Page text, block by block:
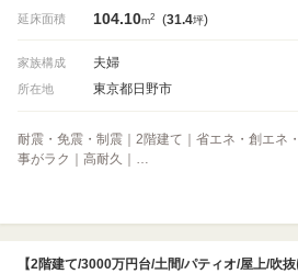
延床面積 104.10m2 (31.4坪)
家族構成 夫婦
所在地 東京都日野市
耐震・免震・制震｜2階建て｜省エネ・創エネ
事がラク｜高耐久｜…
【2階建て/3000万円台/土間/パティオ/屋上/吹